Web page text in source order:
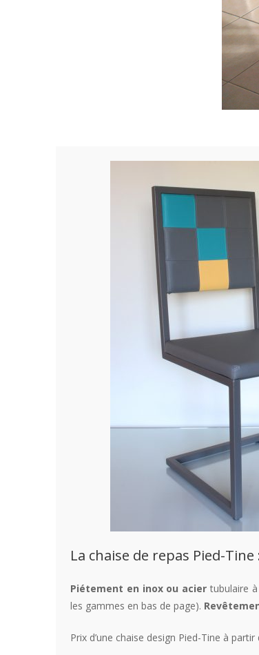
La chaise de repas Pied-
Piétement en inox ou acier tubulaire
les gammes en bas de page).
Prix d’une chaise design Pied-Tine à